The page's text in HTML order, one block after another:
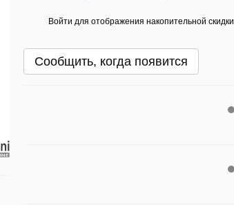
Войти для отображения накопительной скидки
Сообщить, когда появится